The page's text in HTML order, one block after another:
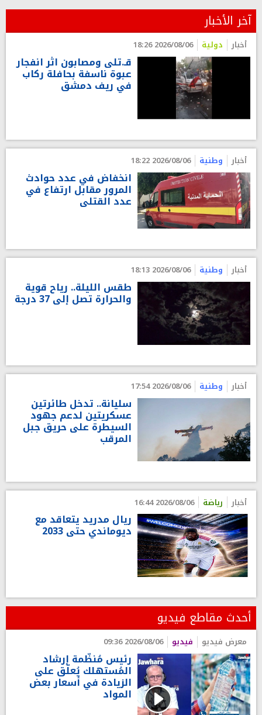
آخر الأخبار
أخبار دولية 2026/08/06 18:26
قـ.تلى ومصابون اثر انفجار
عبوة ناسفة بحافلة ركاب
في ريف دمشق
أخبار وطنية 2026/08/06 18:22
انخفاض في عدد حوادث
المرور مقابل ارتفاع في
عدد القتلى
أخبار وطنية 2026/08/06 18:13
طقس الليلة.. رياح قوية
والحرارة تصل إلى 37 درجة
أخبار وطنية 2026/08/06 17:54
سليانة.. تدخل طائرتين
عسكريتين لدعم جهود
السيطرة على حريق جبل
المرقب
أخبار رياضة 2026/08/06 16:44
ريال مدريد يتعاقد مع
ديوماندي حتى 2033
أحدث مقاطع فيديو
معرض فيديو فيديو 2026/08/06 09:36
رئيس مُنظّمة إرشاد
المُستهلك يُعلّق على
الزيادة في أسعار بعض
المواد